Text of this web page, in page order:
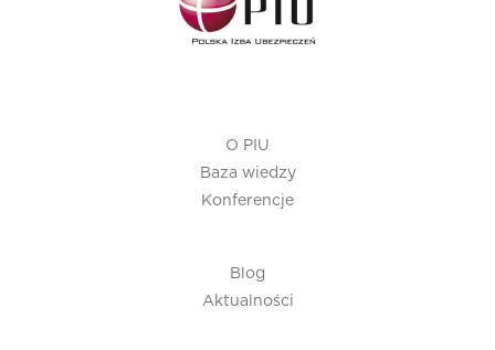
O PIU
Baza wiedzy
Konferencje
Blog
Aktualności